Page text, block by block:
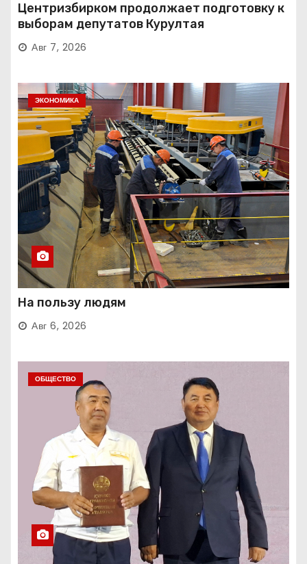
Центризбирком продолжает подготовку к
выборам депутатов Курултая
Авг 7, 2026
ЭКОНОМИКА
На пользу людям
Авг 6, 2026
ОБЩЕСТВО